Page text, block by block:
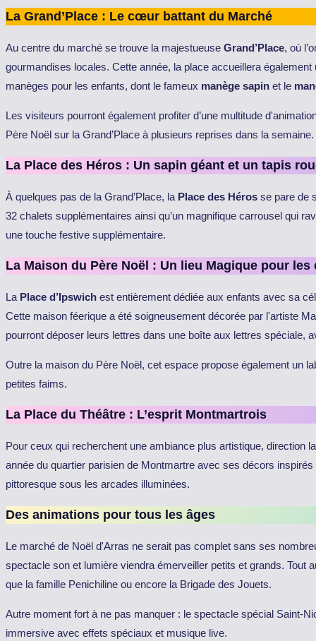
La Grand’Place : Le cœur battant du Marché
Au centre du marché se trouve la majestueuse Grand’Place, où
gourmandises locales. Cette année, la place accueillera
manèges pour les enfants, dont le fameux manège sapin et le
Les visiteurs pourront également profiter d’une multitude
Père Noël sur la Grand’Place à plusieurs reprises dans la semaine.
La Place des Héros : Un sapin géant et un tapis
À quelques pas de la Grand’Place, la Place des Héros se pare de
32 chalets supplémentaires ainsi qu’un magnifique carrousel qui
une touche festive supplémentaire.
La Maison du Père Noël : Un lieu Magique pour les
La Place d’Ipswich est entièrement dédiée aux enfants avec sa
Cette maison féerique a été soigneusement décorée par l'artiste
pourront déposer leurs lettres dans une boîte aux lettres spéciale,
Outre la maison du Père Noël, cet espace propose également un
petites faims.
La Place du Théâtre : L’esprit Montmartrois
Pour ceux qui recherchent une ambiance plus artistique, direction
année du quartier parisien de Montmartre avec ses décors
pittoresque sous les arcades illuminées.
Des animations pour tous les âges
Le marché de Noël d'Arras ne serait pas complet sans ses
spectacle son et lumière viendra émerveiller petits et grands.
que la famille Penichiline ou encore la Brigade des Jouets.
Autre moment fort à ne pas manquer : le spectacle spécial Saint-
immersive avec effets spéciaux et musique live.